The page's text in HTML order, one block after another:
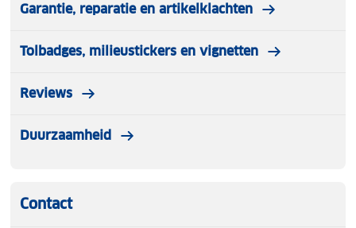
Garantie, reparatie en artikelklachten
Tolbadges, milieustickers en vignetten
Reviews
Duurzaamheid
Contact